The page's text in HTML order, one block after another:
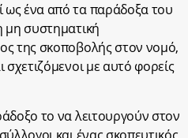
ένα από τα παράδοξα του
μη συστηματική
της σκοποβολής στον νομό,
σχετιζόμενοι με αυτό φορείς
το να λειτουργούν στον